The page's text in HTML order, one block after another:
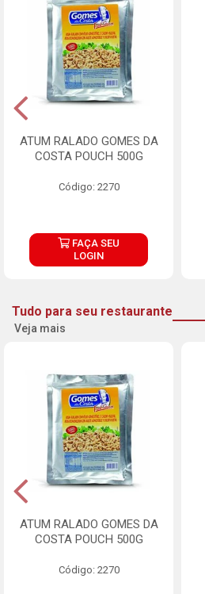
ATUM RALADO GOMES DA
COSTA POUCH 500G
Código: 2270
FAÇA SEU
LOGIN
Tudo para seu restaurante
Veja mais
ATUM RALADO GOMES DA
COSTA POUCH 500G
Código: 2270